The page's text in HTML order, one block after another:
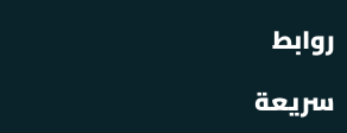
روابط
سريعة